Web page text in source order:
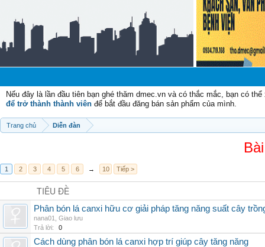
Nếu đây là lần đầu tiên bạn ghé thăm dmec.vn và có thắc mắc, bạn có
để trở thành thành viên để bắt đầu đăng bán sản phẩm của mình.
Trang chủ Diễn đàn
1 2 3 4 5 6 → 10 Tiếp >
TIÊU ĐỀ
Phân bón lá canxi hữu cơ giải pháp tăng năng suất cây
nana01
Giao lưu
Trả lời:
0
Cách dùng phân bón lá canxi hợp trí giúp cây tăng năng